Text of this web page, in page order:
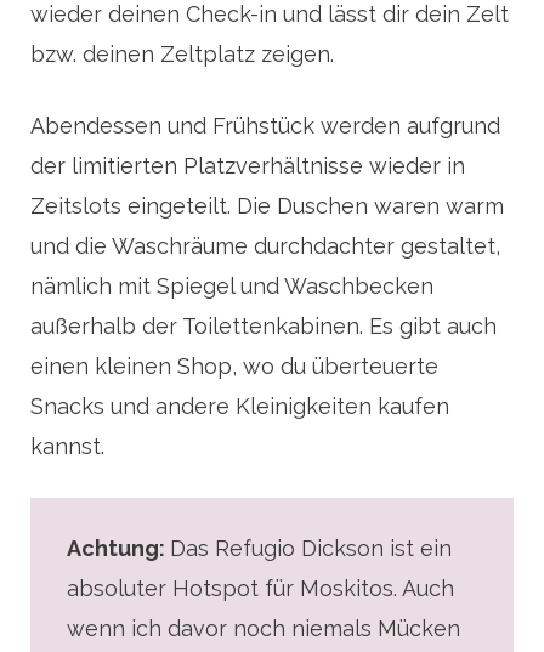
wieder deinen Check-in und lässt dir dein Zelt
bzw. deinen Zeltplatz zeigen.
Abendessen und Frühstück werden aufgrund
der limitierten Platzverhältnisse wieder in
Zeitslots eingeteilt. Die Duschen waren warm
und die Waschräume durchdachter gestaltet,
nämlich mit Spiegel und Waschbecken
außerhalb der Toilettenkabinen. Es gibt auch
einen kleinen Shop, wo du überteuerte
Snacks und andere Kleinigkeiten kaufen
kannst.
Achtung: Das Refugio Dickson ist ein
absoluter Hotspot für Moskitos. Auch
wenn ich davor noch niemals Mücken